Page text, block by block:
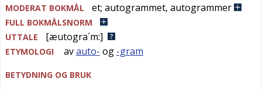
MODERAT BOKMÅL et; autogrammet, autogrammer
FULL BOKMÅLSNORM
UTTALE
[æutogra´m:]
ETYMOLOGI avauto- og -gram
BETYDNING OG BRUK